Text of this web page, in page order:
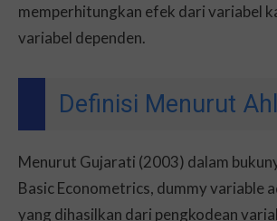
memperhitungkan efek dari variabel
variabel dependen.
Definisi Menurut
Menurut Gujarati (2003) dalam
Basic Econometrics, dummy variable
yang dihasilkan dari pengkodean